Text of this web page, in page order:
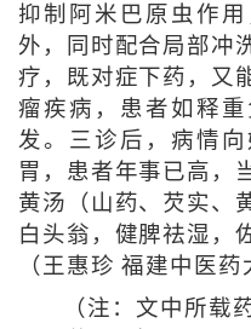
抑制阿米巴原虫作
外，同时配合局部冲
疗，既对症下药，又
瘤疾病，患者如释
发。三诊后，病情
胃，患者年事已高，
黄汤（山药、芡实、
白头翁，健脾祛湿，
（王惠珍 福建中医
（注：文中所载